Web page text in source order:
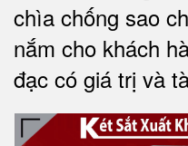
chìa chống sao
nắm cho khách
đạc có giá trị và